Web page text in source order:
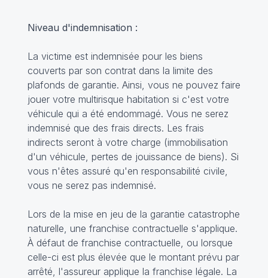
Niveau d'indemnisation :
La victime est indemnisée pour les biens
couverts par son contrat dans la limite des
plafonds de garantie. Ainsi, vous ne pouvez faire
jouer votre multirisque habitation si c'est votre
véhicule qui a été endommagé. Vous ne serez
indemnisé que des frais directs. Les frais
indirects seront à votre charge (immobilisation
d'un véhicule, pertes de jouissance de biens). Si
vous n'êtes assuré qu'en responsabilité civile,
vous ne serez pas indemnisé.
Lors de la mise en jeu de la garantie catastrophe
naturelle, une franchise contractuelle s'applique.
À défaut de franchise contractuelle, ou lorsque
celle-ci est plus élevée que le montant prévu par
arrêté, l'assureur applique la franchise légale. La